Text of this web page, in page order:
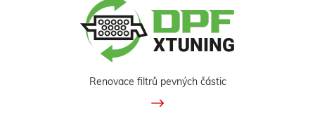
Renovace filtrů pevných částic